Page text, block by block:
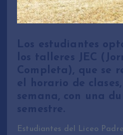
Los estudiantes
los talleres JEC
Completa), que se
el horario de
semana, con una
semestre.
Estudiantes del Liceo